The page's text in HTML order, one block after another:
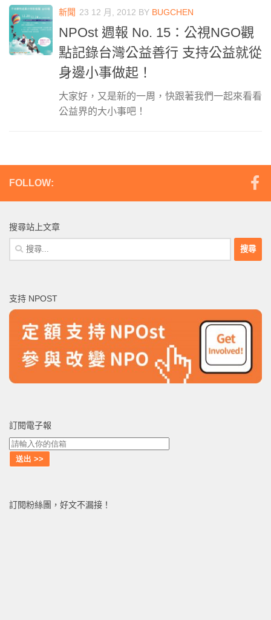
新聞 23 12 月, 2012 BY BUGCHEN
NPOst 週報 No. 15：公視NGO觀
點記錄台灣公益善行 支持公益就從
身邊小事做起！
大家好，又是新的一周，快跟著我們一起來看看
公益界的大小事吧！
FOLLOW:
搜尋站上文章
搜
尋
字:
支持 NPOST
訂閱電子報
訂閱粉絲團，好文不漏接！